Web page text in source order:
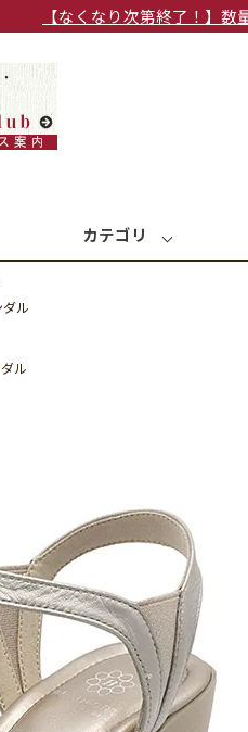
【なくなり次第終了！】
検索
カテゴリ
ル
ル